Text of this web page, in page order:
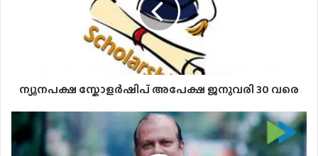
ന്യൂനപക്ഷ സ്കോളർഷിപ് അപേക്ഷ ജനുവരി 30 വരെ
ജോർജ്
ബിജെപിയിലേക്ക്